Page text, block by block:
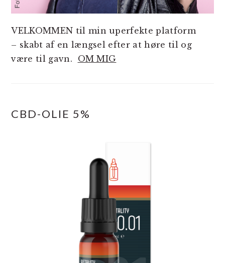
VELKOMMEN til min uperfekte platform
– skabt af en længsel efter at høre til og
være til gavn. OM MIG
CBD-OLIE 5%